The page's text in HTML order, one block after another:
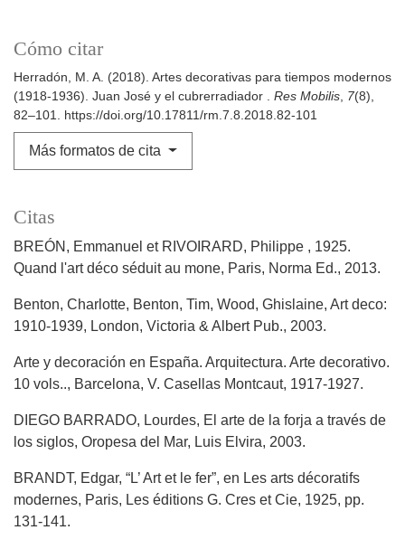
Cómo citar
Herradón, M. A. (2018). Artes decorativas para tiempos modernos
(1918-1936). Juan José y el cubrerradiador . Res Mobilis, 7(8),
82–101. https://doi.org/10.17811/rm.7.8.2018.82-101
Más formatos de cita
Citas
BREÓN, Emmanuel et RIVOIRARD, Philippe , 1925.
Quand l'art déco séduit au mone, Paris, Norma Ed., 2013.
Benton, Charlotte, Benton, Tim, Wood, Ghislaine, Art deco:
1910-1939, London, Victoria & Albert Pub., 2003.
Arte y decoración en España. Arquitectura. Arte decorativo.
10 vols.., Barcelona, V. Casellas Montcaut, 1917-1927.
DIEGO BARRADO, Lourdes, El arte de la forja a través de
los siglos, Oropesa del Mar, Luis Elvira, 2003.
BRANDT, Edgar, “L’ Art et le fer”, en Les arts décoratifs
modernes, Paris, Les éditions G. Cres et Cie, 1925, pp.
131-141.